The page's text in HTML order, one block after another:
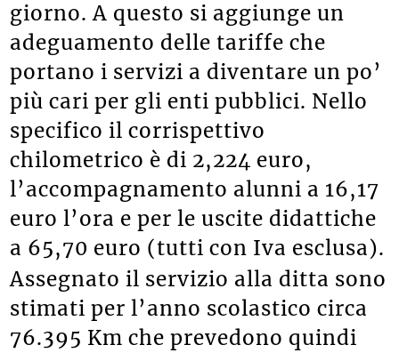
giorno. A questo si aggiunge un
adeguamento delle tariffe che
portano i servizi a diventare un po’
più cari per gli enti pubblici. Nello
specifico il corrispettivo
chilometrico è di 2,224 euro,
l’accompagnamento alunni a 16,17
euro l’ora e per le uscite didattiche
a 65,70 euro (tutti con Iva esclusa).
Assegnato il servizio alla ditta sono
stimati per l’anno scolastico circa
76.395 Km che prevedono quindi